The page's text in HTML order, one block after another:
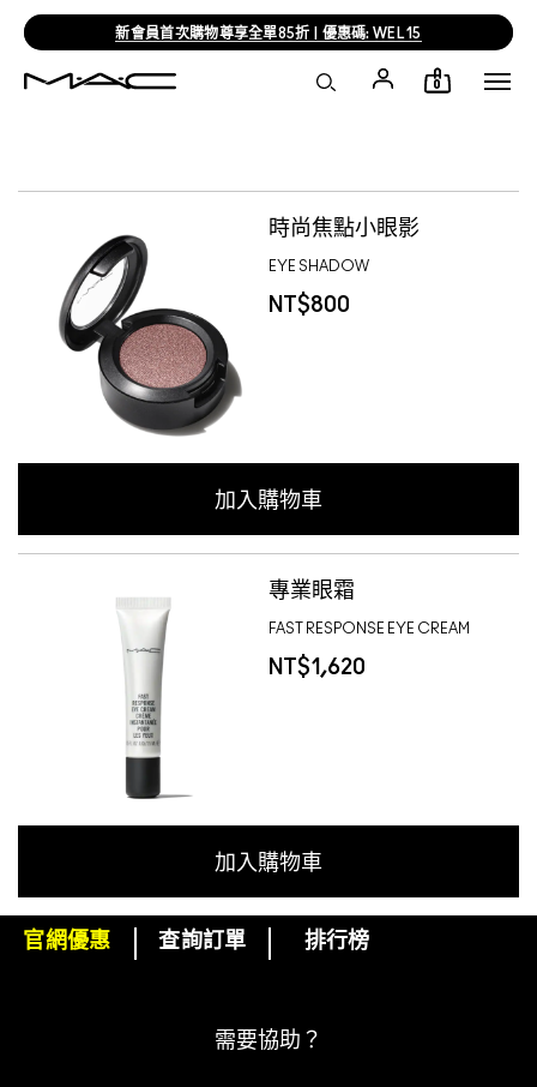
新會員首次購物尊享全單85折 | 優惠碼: WEL15
0
時尚焦點小眼影
EYE SHADOW
NT$800
加入購物車
專業眼霜
FAST RESPONSE EYE CREAM
NT$1,620
加入購物車
下單即可挑選精美小贈品！
官網優惠 查詢訂單 排行榜
需要協助？